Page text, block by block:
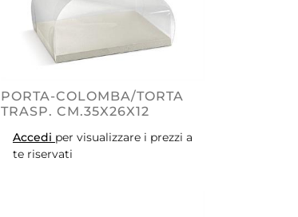
PORTA-COLOMBA/TORTA
TRASP. CM.35X26X12
Accedi per visualizzare i prezzi a
te riservati